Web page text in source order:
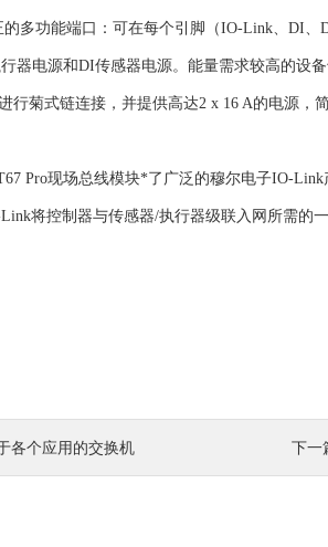
多功能端口：可在每个引脚（IO-Link、DI
器电源和DI传感器电源。能量需求较高的设
行菊式链连接，并提供高达2 x 16 A的电源
Pro现场总线模块*了广泛的穆尔电子IO-
将控制器与传感器/执行器级联入网所需的
各个应用的交换机 下一